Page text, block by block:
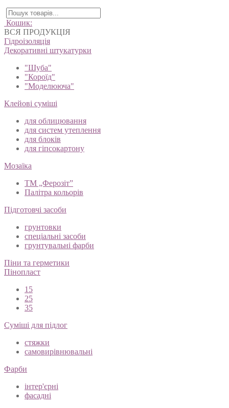
Кошик:
ВСЯ ПРОДУКЦІЯ
Гідроізоляція
Декоративні штукатурки
"Шуба"
"Короїд"
"Моделююча"
Клейові суміші
для облицювання
для систем утеплення
для блоків
для гіпсокартону
Мозаїка
ТМ „Ферозіт”
Палітра кольорів
Підготовчі засоби
грунтовки
спеціальні засоби
грунтувальні фарби
Піни та герметики
Пінопласт
15
25
35
Суміші для підлог
стяжки
самовирівнювальні
Фарби
інтер'єрні
фасадні